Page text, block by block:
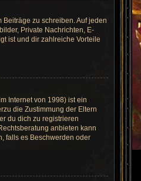
zu schreiben. Auf jeden
Private Nachrichten, E-
ist und dir zahlreiche Vorteile
Internet von 1998) ist ein
die Zustimmung der Eltern
du dich zu registrieren
anbieten kann
falls es Beschwerden oder